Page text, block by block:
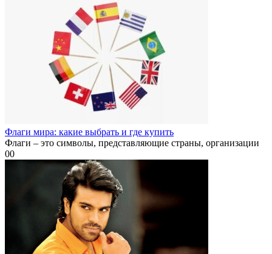
Флаги мира: какие выбрать и где купить
Флаги – это символы, представляющие страны, организации
00